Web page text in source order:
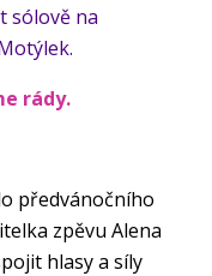
sólově na
rády.
předvánočního
zpěvu Alena
hlasy a síly